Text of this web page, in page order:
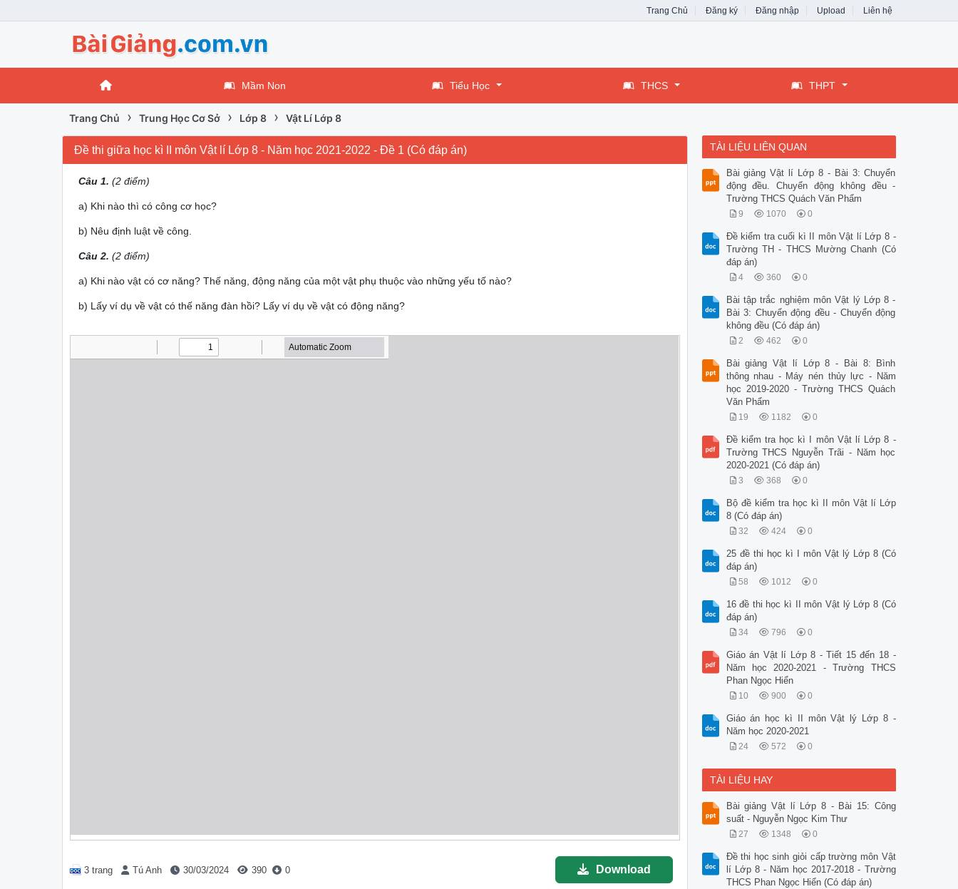
Trang Chủ Đăng ký Đăng nhập Upload Liên hệ
Mầm Non Tiểu Học THCS THPT
Trang Chủ › Trung Học Cơ Sở › Lớp 8 › Vật Lí Lớp 8
Đề thi giữa học kì II môn Vật lí Lớp 8 - Năm học 2021-2022 - Đề 1 (Có đáp án)
Câu 1. (2 điểm)
a) Khi nào thì có công cơ học?
b) Nêu định luật về công.
Câu 2. (2 điểm)
a) Khi nào vật có cơ năng? Thế năng, động năng của một vật phụ thuộc vào những yếu tố nào?
b) Lấy ví dụ về vật có thế năng đàn hồi? Lấy ví dụ về vật có động năng?
3 trang Tú Anh 30/03/2024 390 0 Download
TÀI LIỆU LIÊN QUAN
Bài giảng Vật lí Lớp 8 - Bài 3: Chuyển
động đều. Chuyển động không đều -
Trường THCS Quách Văn Phẩm
9 1070 0
Đề kiểm tra cuối kì II môn Vật lí Lớp 8 -
Trường TH - THCS Mường Chanh (Có
đáp án)
4 360 0
Bài tập trắc nghiệm môn Vật lý Lớp 8 -
Bài 3: Chuyển động đều - Chuyển động
không đều (Có đáp án)
2 462 0
Bài giảng Vật lí Lớp 8 - Bài 8: Bình
thông nhau - Máy nén thủy lực - Năm
học 2019-2020 - Trường THCS Quách
Văn Phẩm
19 1182 0
Đề kiểm tra học kì I môn Vật lí Lớp 8 -
Trường THCS Nguyễn Trãi - Năm học
2020-2021 (Có đáp án)
3 368 0
Bộ đề kiểm tra học kì II môn Vật lí Lớp
8 (Có đáp án)
32 424 0
25 đề thi học kì I môn Vật lý Lớp 8 (Có
đáp án)
58 1012 0
16 đề thi học kì II môn Vật lý Lớp 8 (Có
đáp án)
34 796 0
Giáo án Vật lí Lớp 8 - Tiết 15 đến 18 -
Năm học 2020-2021 - Trường THCS
Phan Ngọc Hiển
10 900 0
Giáo án học kì II môn Vật lý Lớp 8 -
Năm học 2020-2021
24 572 0
TÀI LIỆU HAY
Bài giảng Vật lí Lớp 8 - Bài 15: Công
suất - Nguyễn Ngọc Kim Thư
27 1348 0
Đề thi học sinh giỏi cấp trường môn Vật
lí Lớp 8 - Năm học 2017-2018 - Trường
THCS Phan Ngọc Hiển (Có đáp án)